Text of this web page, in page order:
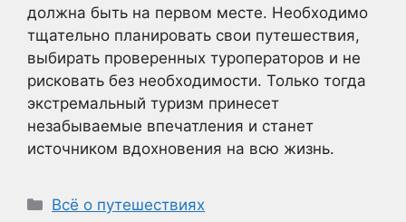
должна быть на первом месте. Необходимо
тщательно планировать свои путешествия,
выбирать проверенных туроператоров и не
рисковать без необходимости. Только тогда
экстремальный туризм принесет
незабываемые впечатления и станет
источником вдохновения на всю жизнь.
Рубрики
Всё о путешествиях